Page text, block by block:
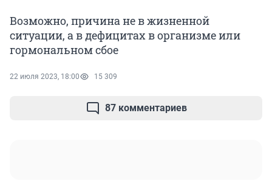
Возможно, причина не в жизненной
ситуации, а в дефицитах в организме или
гормональном сбое
22 июля 2023, 18:00 15 309
87 комментариев